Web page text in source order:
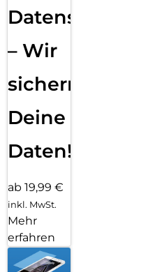
Datensicherung
– Wir
sichern
Deine
Daten!
ab 19,99 €
inkl. MwSt.
Mehr
erfahren